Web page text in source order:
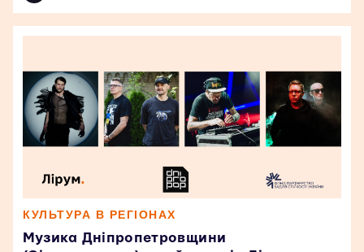
КУЛЬТУРА В РЕГІОНАХ
Музика Дніпропетровщини